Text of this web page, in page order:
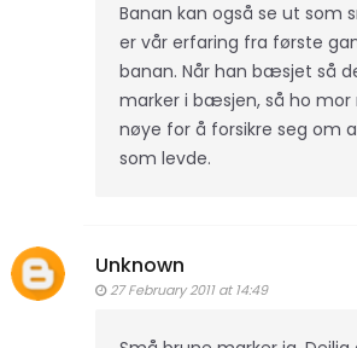
Banan kan også se ut som
er vår erfaring fra første
banan. Når han bæsjet så
marker i bæsjen, så ho
nøye for å forsikre seg om
som levde.
Unknown
27 February 2011 at 14:49